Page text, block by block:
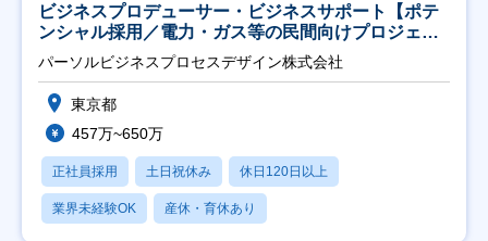
ビジネスプロデューサー・ビジネスサポート【ポテ
ンシャル採用／電力・ガス等の民間向けプロジェク
ト推進】
パーソルビジネスプロセスデザイン株式会社
東京都
457万~650万
正社員採用 土日祝休み 休日120日以上
業界未経験OK 産休・育休あり